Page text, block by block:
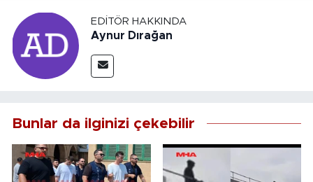
EDITÖR HAKKINDA
Aynur Dırağan
Bunlar da ilginizi çekebilir